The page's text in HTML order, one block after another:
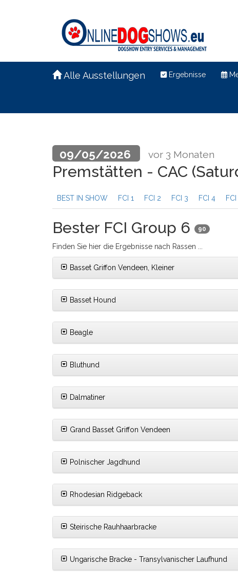
Alle Ausstellungen Ergebnisse
09/05/2026 vor 3 Monaten
Premstätten - CAC
BEST IN SHOW FCI 1 FCI 2 FCI 3 FCI 4
Bester FCI Group 6 90
Finden Sie hier die Ergebnisse nach Rassen ...
Basset Griffon Vendeen, Kleiner
Basset Hound
Beagle
Bluthund
Dalmatiner
Grand Basset Griffon Vendeen
Polnischer Jagdhund
Rhodesian Ridgeback
Steirische Rauhhaarbracke
Ungarische Bracke - Transylvanischer Laufhund